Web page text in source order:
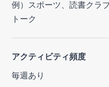
例）スポーツ、読書クラ
トーク
アクティビティ頻度
毎週あり